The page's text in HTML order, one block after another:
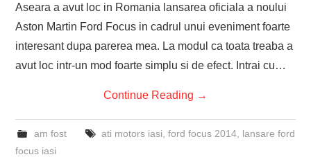
Aseara a avut loc in Romania lansarea oficiala a noului
Aston Martin Ford Focus in cadrul unui eveniment foarte
interesant dupa parerea mea. La modul ca toata treaba a
avut loc intr-un mod foarte simplu si de efect. Intrai cu…
Continue Reading →
am fost ati motors iasi ford focus 2014, lansare ford
focus iasi